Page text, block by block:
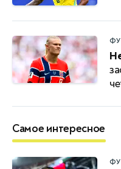
Самое интересное